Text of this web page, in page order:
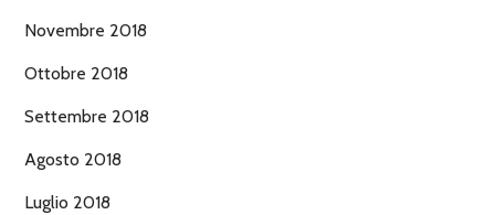
Novembre 2018
Ottobre 2018
Settembre 2018
Agosto 2018
Luglio 2018